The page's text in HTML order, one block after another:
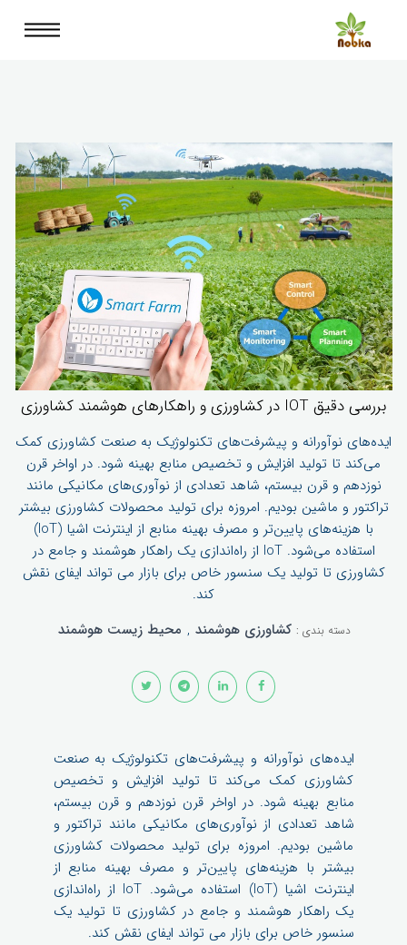
بررسی دقیق IOT در کشاورزی و راهکارهای هوشمند کشاورزی
ایده‌های نوآورانه و پیشرفت‌های تکنولوژیک به صنعت کشاورزی کمک
می‌کند تا تولید افزایش و تخصیص منابع بهینه شود. در اواخر قرن
نوزدهم و قرن بیستم، شاهد تعدادی از نوآوری‌های مکانیکی مانند
تراکتور و ماشین بودیم. امروزه برای تولید محصولات کشاورزی بیشتر
با هزینه‌های پایین‌تر و مصرف بهینه منابع از اینترنت اشیا (IoT)
استفاده می‌شود. IoT از راه‌اندازی یک راهکار هوشمند و جامع در
کشاورزی تا تولید یک سنسور خاص برای بازار می تواند ایفای نقش
کند.
دسته بندی : کشاورزی هوشمند , محیط زیست هوشمند
ایده‌های نوآورانه و پیشرفت‌های تکنولوژیک به صنعت
کشاورزی کمک می‌کند تا تولید افزایش و تخصیص
منابع بهینه شود. در اواخر قرن نوزدهم و قرن بیستم،
شاهد تعدادی از نوآوری‌های مکانیکی مانند تراکتور و
ماشین بودیم. امروزه برای تولید محصولات کشاورزی
بیشتر با هزینه‌های پایین‌تر و مصرف بهینه منابع از
اینترنت اشیا (IoT) استفاده می‌شود. IoT از راه‌اندازی
یک راهکار هوشمند و جامع در کشاورزی تا تولید یک
سنسور خاص برای بازار می تواند ایفای نقش کند.